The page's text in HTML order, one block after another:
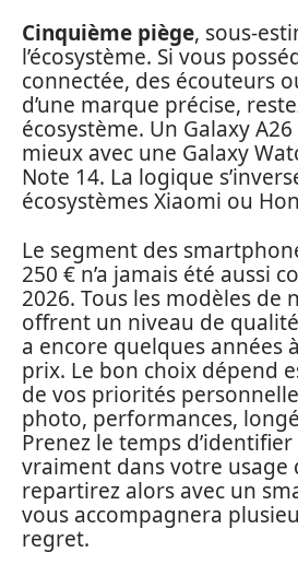
Cinquième piège, sous-
l’écosystème. Si vous
connectée, des écouteurs
d’une marque précise,
écosystème. Un Galaxy
mieux avec une Galaxy
Note 14. La logique
écosystèmes Xiaomi ou
Le segment des
250 € n’a jamais été aussi
2026. Tous les modèles de
offrent un niveau de
a encore quelques années
prix. Le bon choix dépend
de vos priorités
photo, performances,
Prenez le temps
vraiment dans votre usage
repartirez alors avec un
vous accompagnera
regret.